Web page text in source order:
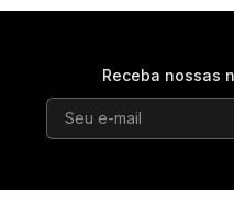
Receba nossas